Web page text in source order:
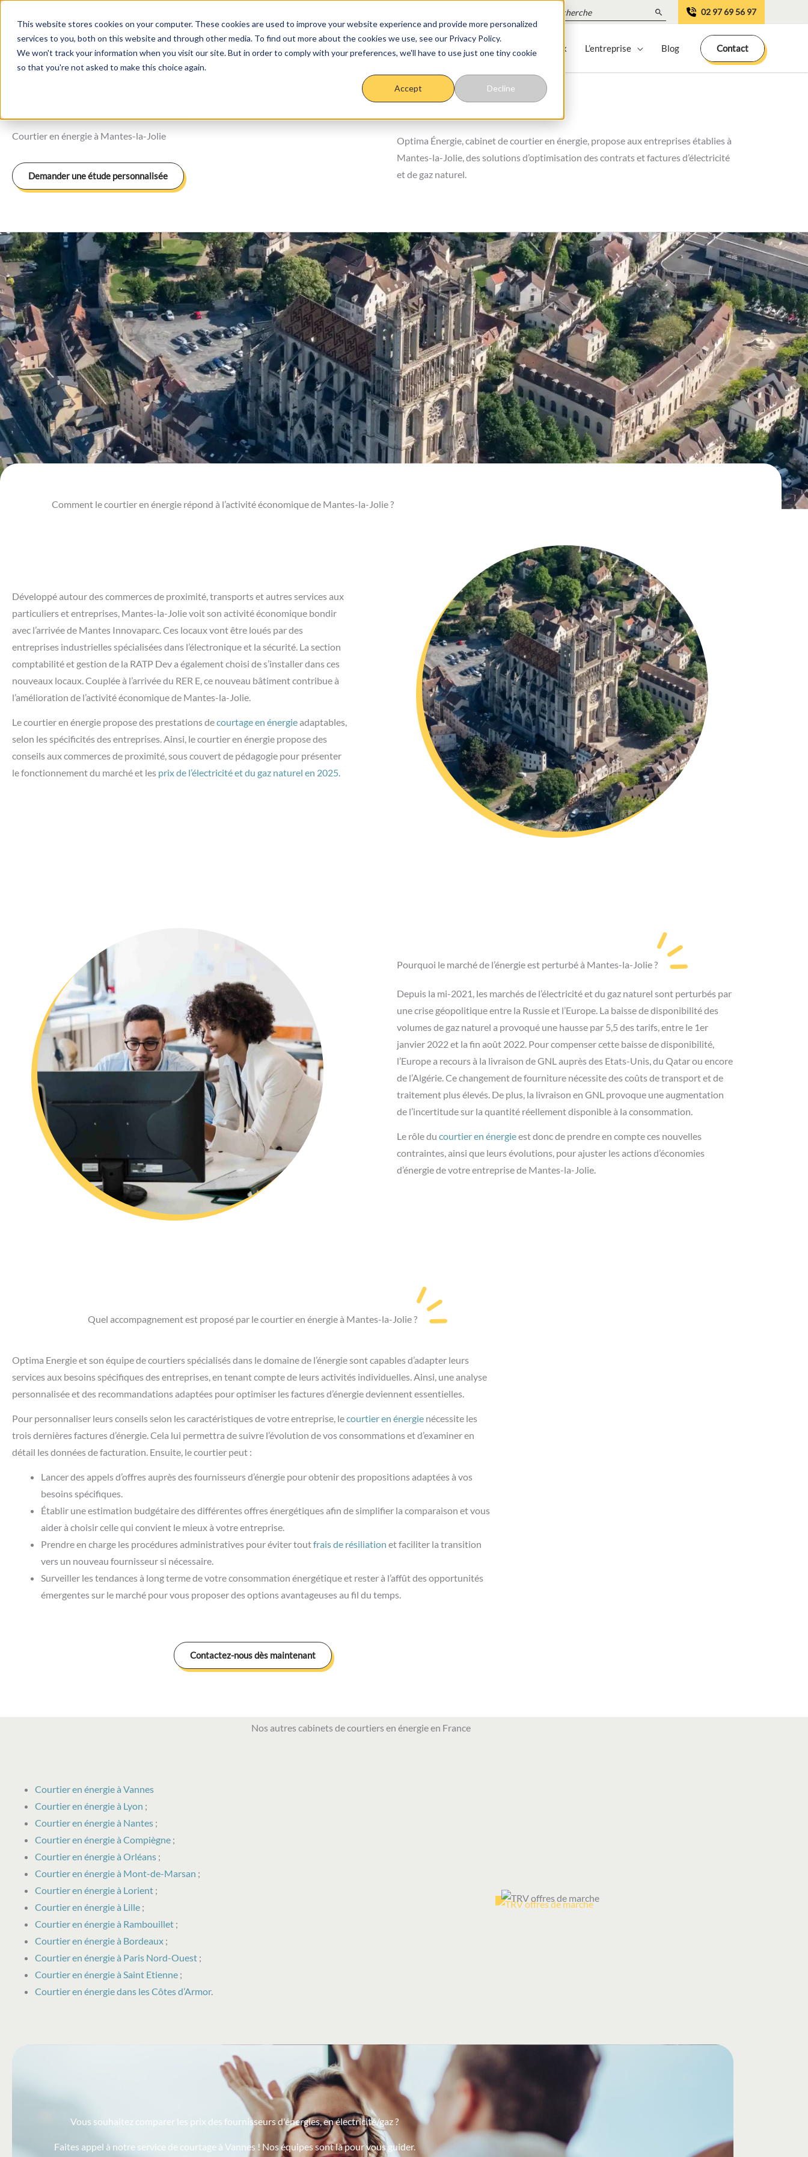
This website stores cookies on your computer. These cookies are used to improve your website experience and provide more personalized
services to you, both on this website and through other media. To find out more about the cookies we use, see our Privacy Policy.
We won't track your information when you visit our site. But in order to comply with your preferences, we'll have to use just one tiny cookie
so that you're not asked to make this choice again.
Accept Decline
Aller
contenu
Search
for:
02 97 69 56 97
Achat énergétique Sobriété énergétique Outils Vos experts locaux L’entreprise Blog Contact
Courtier en énergie à Mantes-la-Jolie
Demander une étude personnalisée
Optima Énergie, cabinet de courtier en énergie, propose aux entreprises établies à
Mantes-la-Jolie, des solutions d’optimisation des contrats et factures d’électricité
et de gaz naturel.
Comment le courtier en énergie répond à l’activité économique de Mantes-la-Jolie ?
Développé autour des commerces de proximité, transports et autres services aux
particuliers et entreprises, Mantes-la-Jolie voit son activité économique bondir
avec l’arrivée de Mantes Innovaparc. Ces locaux vont être loués par des
entreprises industrielles spécialisées dans l’électronique et la sécurité. La section
comptabilité et gestion de la RATP Dev a également choisi de s’installer dans ces
nouveaux locaux. Couplée à l’arrivée du RER E, ce nouveau bâtiment contribue à
l’amélioration de l’activité économique de Mantes-la-Jolie.
Le courtier en énergie propose des prestations decourtage en énergieadaptables,
selon les spécificités des entreprises. Ainsi, le courtier en énergie propose des
conseils aux commerces de proximité, sous couvert de pédagogie pour présenter
le fonctionnement du marché et les prix de l’électricité et du gaz naturel en 2025.
Pourquoi le marché de l’énergie est perturbé à Mantes-la-Jolie ?
Depuis la mi-2021, les marchés de l’électricité et du gaz naturel sont perturbés par
une crise géopolitique entre la Russie et l’Europe. La baisse de disponibilité des
volumes de gaz naturel a provoqué une hausse par 5,5 des tarifs, entre le 1er
janvier 2022 et la fin août 2022. Pour compenser cette baisse de disponibilité,
l’Europe a recours à la livraison de GNL auprès des Etats-Unis, du Qatar ou encore
de l’Algérie. Ce changement de fourniture nécessite des coûts de transport et de
traitement plus élevés. De plus, la livraison en GNL provoque une augmentation
de l’incertitude sur la quantité réellement disponible à la consommation.
Le rôle du courtier en énergieest donc de prendre en compte ces nouvelles
contraintes, ainsi que leurs évolutions, pour ajuster les actions d’économies
d’énergie de votre entreprise de Mantes-la-Jolie.
Quel accompagnement est proposé par le courtier en énergie à Mantes-la-Jolie ?
Optima Energie et son équipe de courtiers spécialisés dans le domaine de l’énergie sont capables d’adapter leurs
services aux besoins spécifiques des entreprises, en tenant compte de leurs activités individuelles. Ainsi, une analyse
personnalisée et des recommandations adaptées pour optimiser les factures d’énergie deviennent essentielles.
Pour personnaliser leurs conseils selon les caractéristiques de votre entreprise, lecourtier en énergie nécessite les
trois dernières factures d’énergie. Cela lui permettra de suivre l’évolution de vos consommations et d’examiner en
détail les données de facturation. Ensuite, le courtier peut :
Lancer des appels d’offres auprès des fournisseurs d’énergie pour obtenir des propositions adaptées à vos
besoins spécifiques.
Établir une estimation budgétaire des différentes offres énergétiques afin de simplifier la comparaison et vous
aider à choisir celle qui convient le mieux à votre entreprise.
Prendre en charge les procédures administratives pour éviter toutfrais de résiliation et faciliter la transition
vers un nouveau fournisseur si nécessaire.
Surveiller les tendances à long terme de votre consommation énergétique et rester à l’affût des opportunités
émergentes sur le marché pour vous proposer des options avantageuses au fil du temps.
Contactez-nous dès maintenant
Nos autres cabinets de courtiers en énergie en France
Courtier en énergie à Vannes
Courtier en énergie à Lyon ;
Courtier en énergie à Nantes ;
Courtier en énergie à Compiègne ;
Courtier en énergie à Orléans ;
Courtier en énergie à Mont-de-Marsan ;
Courtier en énergie à Lorient ;
Courtier en énergie à Lille ;
Courtier en énergie à Rambouillet ;
Courtier en énergie à Bordeaux ;
Courtier en énergie à Paris Nord-Ouest ;
Courtier en énergie à Saint Etienne ;
Courtier en énergie dans les Côtes d’Armor.
Vous souhaitez comparer les prix des fournisseurs d'énergies, en électricité/gaz ?
Faites appel à notre service de courtage à Vannes ! Nos équipes sont là pour vous guider.